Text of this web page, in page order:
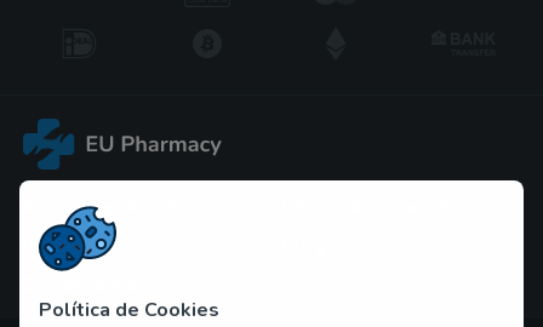
Acerca de Nosotros
PP. FF
Política de Cookies